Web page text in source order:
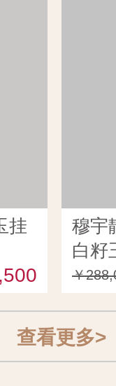
挂
穆宇
白籽
克
￥
查看更多>